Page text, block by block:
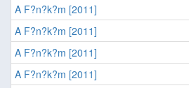
A F?n?k?m [2011]
A F?n?k?m [2011]
A F?n?k?m [2011]
A F?n?k?m [2011]